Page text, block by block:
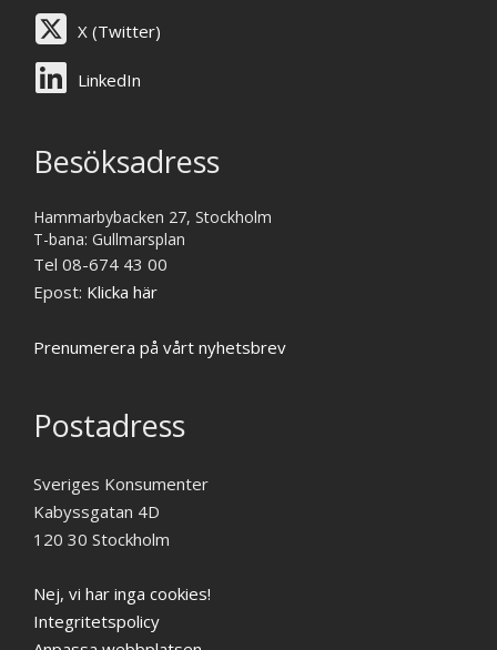
X (Twitter)
LinkedIn
Besöksadress
Hammarbybacken 27, Stockholm
T-bana: Gullmarsplan
Tel 08-674 43 00
Epost: Klicka här
Prenumerera på vårt nyhetsbrev
Postadress
Sveriges Konsumenter
Kabyssgatan 4D
120 30 Stockholm
Nej, vi har inga cookies!
Integritetspolicy